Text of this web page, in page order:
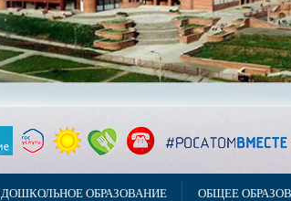
ДОШКОЛЬНОЕ ОБРАЗОВАНИЕ ОБЩЕЕ